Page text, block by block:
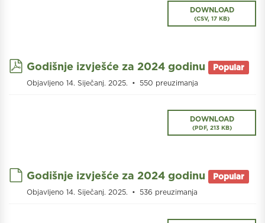
DOWNLOAD
(CSV, 17 KB)
pdf
Godišnje izvješće za 2024 godinu Popular
Objavljeno 14. Siječanj. 2025. 550 preuzimanja
DOWNLOAD
(PDF, 213 KB)
default
Godišnje izvješće za 2024 godinu Popular
Objavljeno 14. Siječanj. 2025. 536 preuzimanja